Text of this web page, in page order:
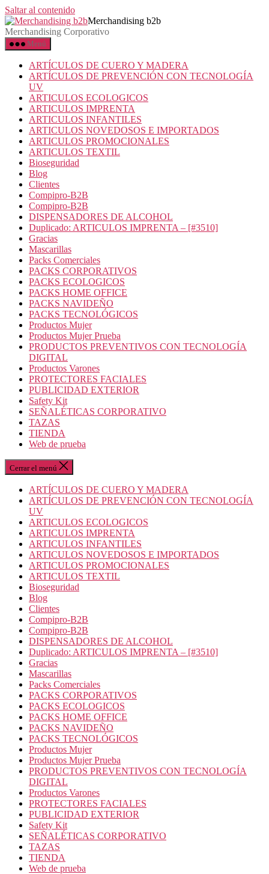
Saltar al contenido
Merchandising b2b
Merchandising Corporativo
Menú
ARTÍCULOS DE CUERO Y MADERA
ARTÍCULOS DE PREVENCIÓN CON TECNOLOGÍA
UV
ARTICULOS ECOLOGICOS
ARTICULOS IMPRENTA
ARTICULOS INFANTILES
ARTICULOS NOVEDOSOS E IMPORTADOS
ARTICULOS PROMOCIONALES
ARTICULOS TEXTIL
Bioseguridad
Blog
Clientes
Compipro-B2B
Compipro-B2B
DISPENSADORES DE ALCOHOL
Duplicado: ARTICULOS IMPRENTA – [#3510]
Gracias
Mascarillas
Packs Comerciales
PACKS CORPORATIVOS
PACKS ECOLOGICOS
PACKS HOME OFFICE
PACKS NAVIDEÑO
PACKS TECNOLÓGICOS
Productos Mujer
Productos Mujer Prueba
PRODUCTOS PREVENTIVOS CON TECNOLOGÍA
DIGITAL
Productos Varones
PROTECTORES FACIALES
PUBLICIDAD EXTERIOR
Safety Kit
SEÑALÉTICAS CORPORATIVO
TAZAS
TIENDA
Web de prueba
Cerrar el menú
ARTÍCULOS DE CUERO Y MADERA
ARTÍCULOS DE PREVENCIÓN CON TECNOLOGÍA
UV
ARTICULOS ECOLOGICOS
ARTICULOS IMPRENTA
ARTICULOS INFANTILES
ARTICULOS NOVEDOSOS E IMPORTADOS
ARTICULOS PROMOCIONALES
ARTICULOS TEXTIL
Bioseguridad
Blog
Clientes
Compipro-B2B
Compipro-B2B
DISPENSADORES DE ALCOHOL
Duplicado: ARTICULOS IMPRENTA – [#3510]
Gracias
Mascarillas
Packs Comerciales
PACKS CORPORATIVOS
PACKS ECOLOGICOS
PACKS HOME OFFICE
PACKS NAVIDEÑO
PACKS TECNOLÓGICOS
Productos Mujer
Productos Mujer Prueba
PRODUCTOS PREVENTIVOS CON TECNOLOGÍA
DIGITAL
Productos Varones
PROTECTORES FACIALES
PUBLICIDAD EXTERIOR
Safety Kit
SEÑALÉTICAS CORPORATIVO
TAZAS
TIENDA
Web de prueba